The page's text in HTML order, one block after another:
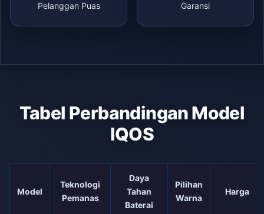
Pelanggan Puas Garansi
Tabel Perbandingan Model
IQOS
Model
Teknologi
Pemanas
Daya
Tahan
Baterai
Pilihan
Warna
Harga